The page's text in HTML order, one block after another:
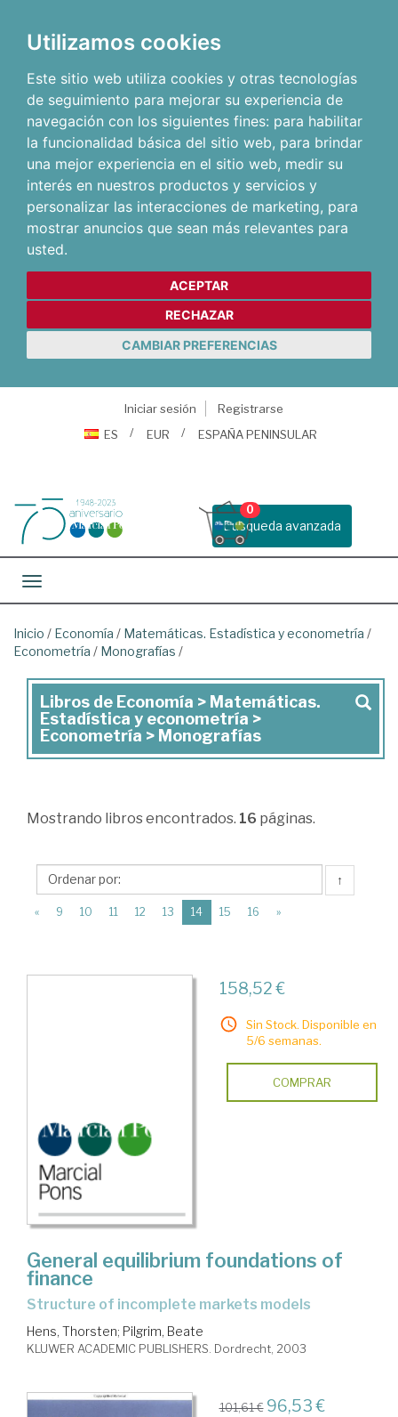
Utilizamos cookies
Este sitio web utiliza cookies y otras tecnologías
de seguimiento para mejorar su experiencia de
navegación con los siguientes fines: para habilitar
la funcionalidad básica del sitio web, para brindar
una mejor experiencia en el sitio web, medir su
interés en nuestros productos y servicios y
personalizar las interacciones de marketing, para
mostrar anuncios que sean más relevantes para
usted.
ACEPTAR
RECHAZAR
CAMBIAR PREFERENCIAS
Iniciar sesión
Registrarse
ES
EUR ESPAÑA PENINSULAR
Busqueda avanzada
0
Toggle navigation
Inicio / Economía / Matemáticas. Estadística y econometría /
Econometría / Monografías /
Libros
de
Economía
Matemáticas.
y
econometría
>
Libros de Economía > Matemáticas.
Estadística y econometría >
Econometría > Monografías
Mostrando libros encontrados. 16 páginas.
↑
« 9 10 11 12 13 14(current)
15 16 »
158,52 €
Sin Stock. Disponible en
5/6 semanas.
COMPRAR
General equilibrium foundations of
finance
structure of incomplete markets models
Hens, Thorsten; Pilgrim, Beate
KLUWER ACADEMIC PUBLISHERS. Dordrecht, 2003
101,61 € 96,53 €